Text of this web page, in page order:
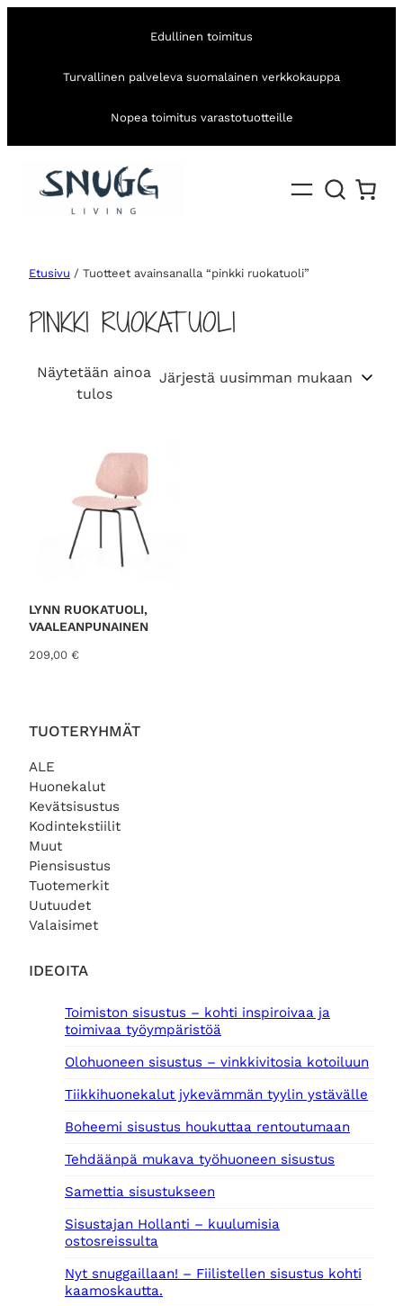
Edullinen toimitus
Turvallinen palveleva suomalainen verkkokauppa
Nopea toimitus varastotuotteille
TUOTERYHMÄT
ALE
Huonekalut
Kevätsisustus
Kodintekstiilit
Muut
Piensisustus
Tuotemerkit
Uutuudet
Valaisimet
IDEOITA
Toimiston sisustus – kohti inspiroivaa ja
toimivaa työympäristöä
Olohuoneen sisustus – vinkkivitosia kotoiluun
Tiikkihuonekalut jykevämmän tyylin ystävälle
Boheemi sisustus houkuttaa rentoutumaan
Tehdäänpä mukava työhuoneen sisustus
Samettia sisustukseen
Sisustajan Hollanti – kuulumisia
ostosreissulta
Nyt snuggaillaan! – Fiilistellen sisustus kohti
kaamoskautta.
Etusivu / Tuotteet avainsanalla “pinkki ruokatuoli”
PINKKI RUOKATUOLI
Näytetään ainoa
tulos
LYNN RUOKATUOLI,
VAALEANPUNAINEN
209,00 €